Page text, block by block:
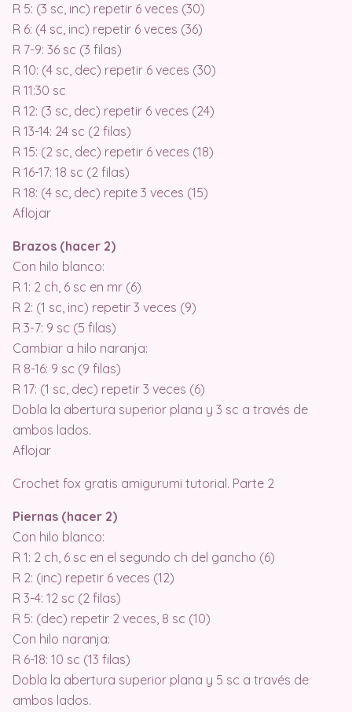
R 5: (3 sc, inc) repetir 6 veces (30)
R 6: (4 sc, inc) repetir 6 veces (36)
R 7-9: 36 sc (3 filas)
R 10: (4 sc, dec) repetir 6 veces (30)
R 11:30 sc
R 12: (3 sc, dec) repetir 6 veces (24)
R 13-14: 24 sc (2 filas)
R 15: (2 sc, dec) repetir 6 veces (18)
R 16-17: 18 sc (2 filas)
R 18: (4 sc, dec) repite 3 veces (15)
Aflojar
Brazos (hacer 2)
Con hilo blanco:
R 1: 2 ch, 6 sc en mr (6)
R 2: (1 sc, inc) repetir 3 veces (9)
R 3-7: 9 sc (5 filas)
Cambiar a hilo naranja:
R 8-16: 9 sc (9 filas)
R 17: (1 sc, dec) repetir 3 veces (6)
Dobla la abertura superior plana y 3 sc a través de
ambos lados.
Aflojar
Crochet fox gratis amigurumi tutorial. Parte 2
Piernas (hacer 2)
Con hilo blanco:
R 1: 2 ch, 6 sc en el segundo ch del gancho (6)
R 2: (inc) repetir 6 veces (12)
R 3-4: 12 sc (2 filas)
R 5: (dec) repetir 2 veces, 8 sc (10)
Con hilo naranja:
R 6-18: 10 sc (13 filas)
Dobla la abertura superior plana y 5 sc a través de
ambos lados.